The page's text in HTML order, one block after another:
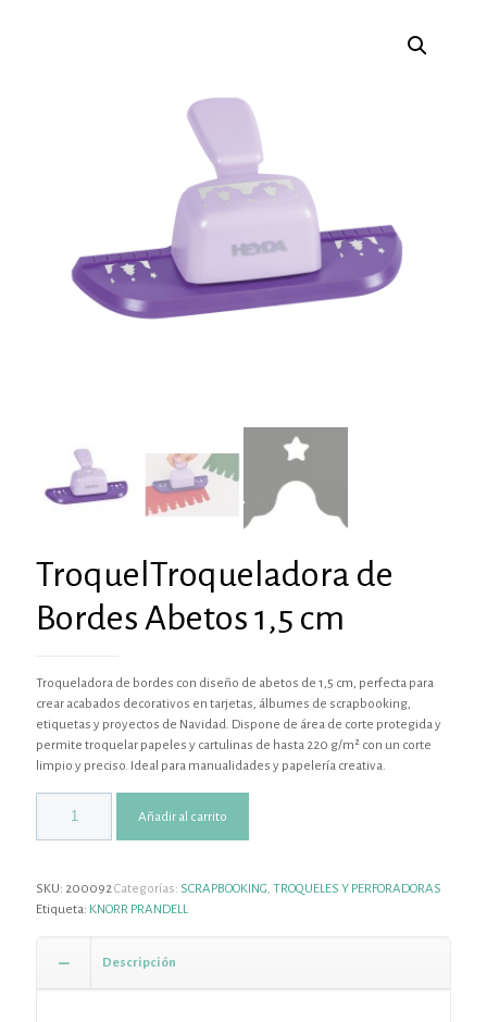
TroquelTroqueladora de
Bordes Abetos 1,5 cm
Troqueladora de bordes con diseño de abetos de 1,5 cm, perfecta para
crear acabados decorativos en tarjetas, álbumes de scrapbooking,
etiquetas y proyectos de Navidad. Dispone de área de corte protegida y
permite troquelar papeles y cartulinas de hasta 220 g/m² con un corte
limpio y preciso. Ideal para manualidades y papelería creativa.
Añadir al carrito
SKU: 200092 Categorías: SCRAPBOOKING TROQUELES Y PERFORADORAS
Etiqueta: KNORR PRANDELL
Descripción